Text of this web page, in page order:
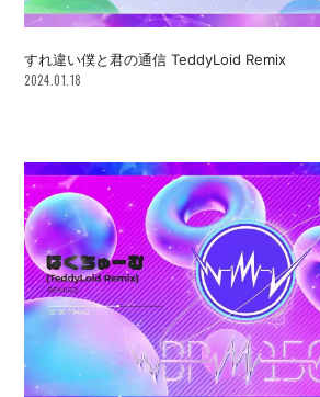
すれ違い僕と君の通信 TeddyLoid Remix
2024.01.18